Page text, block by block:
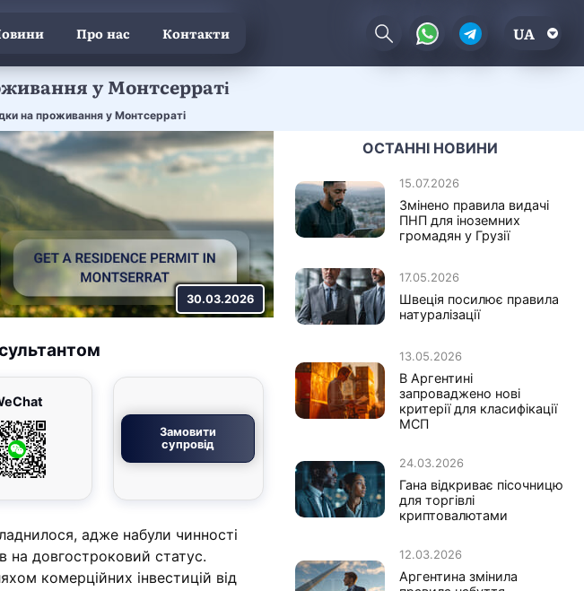
Про нас Контакти UA
у Монтсерраті
на проживання у Монтсерраті
30.03.2026
Замовити
супровід
адже набули чинності
на довгостроковий статус.
комерційних інвестицій від
ОСТАННІ НОВИНИ
15.07.2026
Змінено правила видачі
ПНП для іноземних
громадян у Грузії
17.05.2026
Швеція посилює правила
натуралізації
13.05.2026
В Аргентині
запроваджено нові
критерії для класифікації
МСП
24.03.2026
Гана відкриває пісочницю
для торгівлі
криптовалютами
12.03.2026
Аргентина змінила